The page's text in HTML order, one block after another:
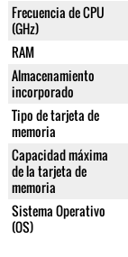
Frecuencia de CPU
(GHz)
RAM
Almacenamiento
incorporado
Tipo de tarjeta de
memoria
Capacidad máxima
de la tarjeta de
memoria
Sistema Operativo
(OS)